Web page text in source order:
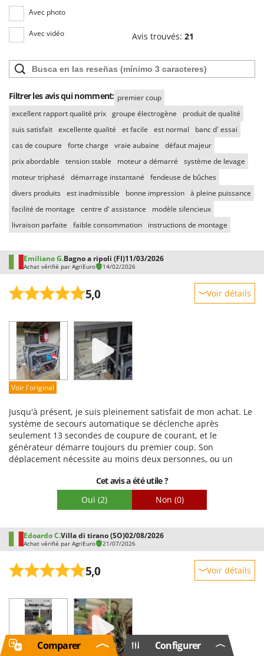
Avec photo
Avec vidéo Avis trouvés: 21
Filtrer les avis qui nomment: premier coup
excellent rapport qualité prix groupe électrogène
produit de qualité
suis satisfait excellente qualité et facile est normal
banc d' essai
cas de coupure
forte charge vraie aubaine
défaut majeur
prix abordable
tension stable moteur a démarré
système de levage
moteur triphasé
démarrage instantané
fendeuse de bûches
divers produits est inadmissible bonne impression à pleine puissance
facilité de montage
centre d' assistance
modèle silencieux
livraison parfaite
faible consommation instructions de montage
Emiliano G.Bagno a ripoli (FI)11/03/2026
Achat vérifié par AgriEuro 14/02/2026
5,0 Voir détails
Prestations
Facilité d'utilisation
Qualité / Prix
Facilité de montage
Voir l'original
Jusqu'à présent, je suis pleinement satisfait de mon achat. Le
système de secours automatique se déclenche après
seulement 13 secondes de coupure de courant, et le
générateur démarre toujours du premier coup. Son
déplacement nécessite au moins deux personnes, ou un
ce n'est pas un modèle silencieux (il serait beaucoup plus
cher ; ce modèle est proposé à un prix très raisonnable).
Cet avis a été utile ?
Oui (2) Non (0)
Edoardo C.Villa di tirano (SO)02/08/2026
Achat vérifié par AgriEuro 21/07/2026
5,0 Voir détails
Prestations
Facilité d'utilisation
Qualité / Prix
Configurer
Comparer